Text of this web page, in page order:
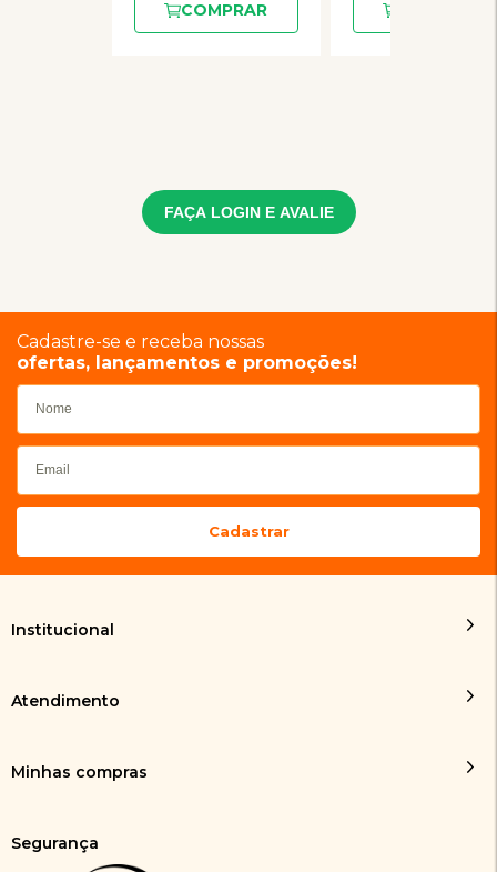
COMPRAR
FAÇA LOGIN E AVALIE
Cadastre-se e receba nossas
ofertas, lançamentos e promoções!
Institucional
Atendimento
Minhas compras
Segurança